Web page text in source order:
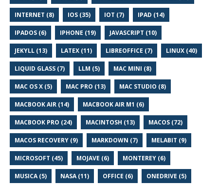
INTERNET (8) IOS (35) IOT (7) IPAD (14)
IPADOS (6) IPHONE (19) JAVASCRIPT (10)
JEKYLL (13) LATEX (11) LIBREOFFICE (7) LINUX (40)
LIQUID GLASS (7) LLM (5) MAC MINI (8)
MAC OS X (5) MAC PRO (13) MAC STUDIO (8)
MACBOOK AIR (14) MACBOOK AIR M1 (6)
MACBOOK PRO (24) MACINTOSH (13) MACOS (72)
MACOS RECOVERY (9) MARKDOWN (7) MELABIT (9)
MICROSOFT (45) MOJAVE (6) MONTEREY (6)
MUSICA (5) NASA (11) OFFICE (6) ONEDRIVE (5)